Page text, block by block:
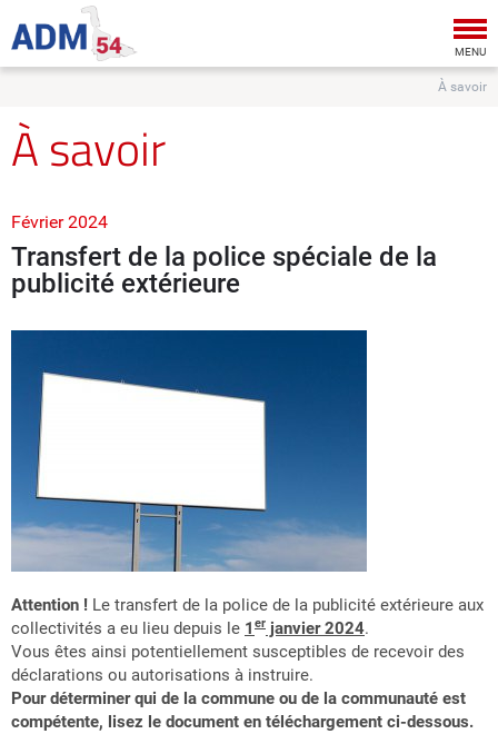
MENU
À savoir
À savoir
Février 2024
Transfert de la police spéciale de la
publicité extérieure
Attention ! Le transfert de la police de la publicité extérieure aux
collectivités a eu lieu depuis le 1 er janvier 2024.
Vous êtes ainsi potentiellement susceptibles de recevoir des
déclarations ou autorisations à instruire.
Pour déterminer qui de la commune ou de la communauté est
compétente, lisez le document en téléchargement ci-dessous.